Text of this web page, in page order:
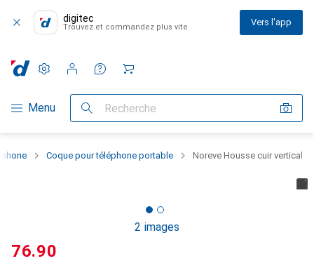
digitec
Trouvez et commandez plus vite Vers l'app
Navigation par catégorie
Menu Recherche
Paramètres
Compte client
Listes de comparaison
Listes d'envies
Panier
Coque pour téléphone portable Noreve Housse cuir vertical
2 images
CHF
76.90